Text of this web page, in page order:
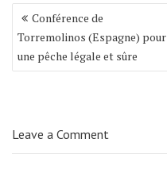
Navigation
de
l’article
Conférence de
Torremolinos (Espagne) pour
une pêche légale et sûre
Leave a Comment